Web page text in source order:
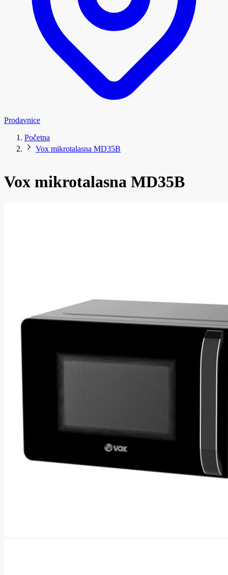
Prodavnice
Početna
Vox mikrotalasna MD35B
Vox mikrotalasna MD35B